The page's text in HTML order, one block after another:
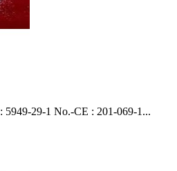
29-1 No.-CE : 201-069-1...